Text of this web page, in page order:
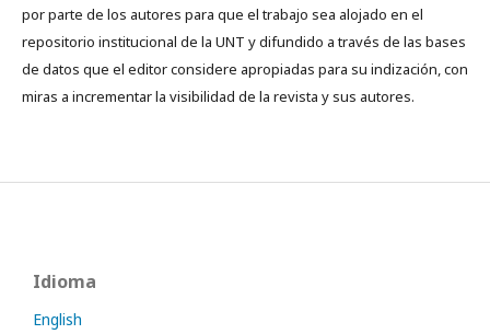
por parte de los autores para que el trabajo sea alojado en el
repositorio institucional de la UNT y difundido a través de las bases
de datos que el editor considere apropiadas para su indización, con
miras a incrementar la visibilidad de la revista y sus autores.
Idioma
English